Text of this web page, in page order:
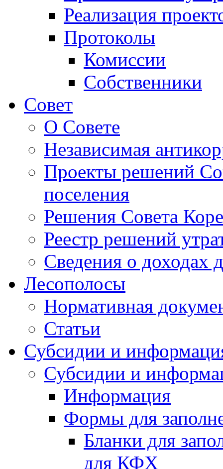
Реализация
Протоколы
Комиссии
Собственники
Совет
О Совете
Независимая
Проекты решений
поселения
Решения Совета
Реестр решений
Сведения о доходах
Лесополосы
Нормативная
Статьи
Субсидии и
Субсидии и
Информация
Формы для
Бланки для
для КФХ